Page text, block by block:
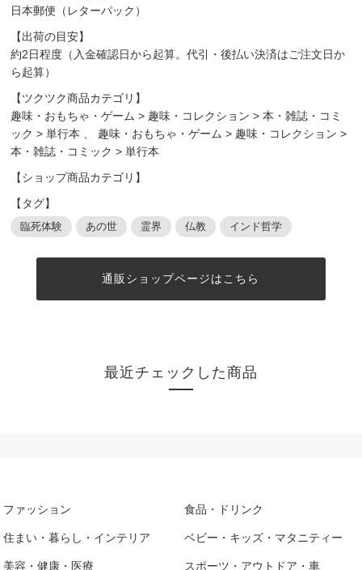
日本郵便（レターパック）
【出荷の目安】
約2日程度（入金確認日から起算。代引・後払い決済はご注文日か
ら起算）
【ツクツク商品カテゴリ】
趣味・おもちゃ・ゲーム > 趣味・コレクション >本・雑誌・コミ
ック >単行本 趣味・おもちゃ・ゲーム > 趣味・コレクション >
本・雑誌・コミック >単行本
【ショップ商品カテゴリ】
【タグ】
臨死体験 あの世 霊界 仏教 インド哲学
通販ショップページはこちら
最近チェックした商品
ファッション 食品・ドリンク
住まい・暮らし・インテリア ベビー・キッズ・マタニティー
美容・健康・医療 スポーツ・アウトドア・車